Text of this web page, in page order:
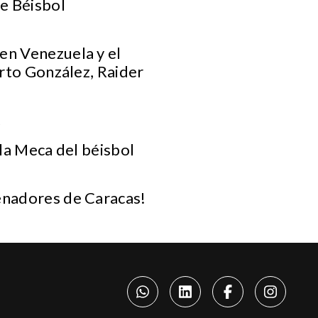
Béisbol
Venezuela y el
González, Raider
Meca del béisbol
de Caracas!